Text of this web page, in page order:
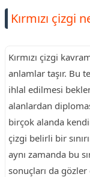
Kırmızı çizgi
Kırmızı çizgi
anlamlar taşır. Bu
ihlal edilmesi
alanlardan
birçok alanda
çizgi belirli bir
aynı zamanda bu
sonuçları da gözler